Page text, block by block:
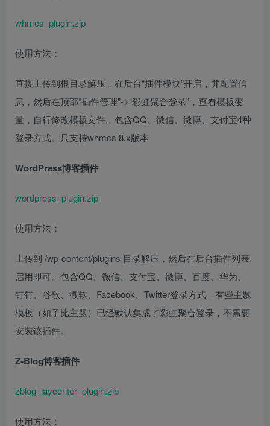
whmcs_plugin.zip
使用方法：
直接上传到根目录解压，在后台“插件模块”开启，并配置信
息，然后在顶部“插件管理”->“彩虹聚合登录”，查看模板变
量，自行修改模板文件。包含QQ、微信、微博、支付宝4种
登录方式。只支持whmcs 8.x版本
WordPress博客插件
wordpress_plugin.zip
使用方法：
上传到 /wp-content/plugins 目录解压，然后在后台插件列表
启用即可。包含QQ、微信、支付宝、微博、百度、华为、
钉钉、谷歌、微软、Facebook、Twitter登录方式。有些主题
模板（如子比主题）已经默认集成了彩虹聚合登录，不需要
安装该插件。
Z-Blog博客插件
zblog_laycenter_plugin.zip
使用方法：